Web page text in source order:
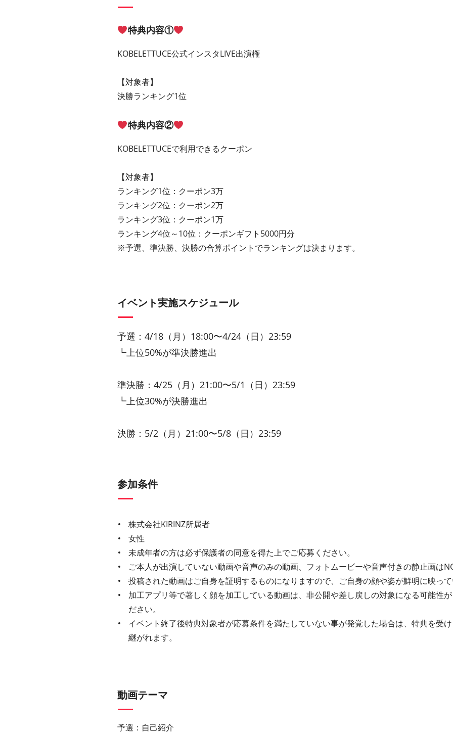
特典内容①
KOBELETTUCE公式インスタLIVE出演権
【対象者】
決勝ランキング1位
特典内容②
KOBELETTUCEで利用できるクーポン
【対象者】
ランキング1位：クーポン3万
ランキング2位：クーポン2万
ランキング3位：クーポン1万
ランキング4位～10位：クーポンギフト5000円分
※予選、準決勝、決勝の合算ポイントでランキングは決まります。
イベント実施スケジュール
予選：4/18（月）18:00〜4/24（日）23:59
┗上位50%が準決勝進出
準決勝：4/25（月）21:00〜5/1（日）23:59
┗上位30%が決勝進出
決勝：5/2（月）21:00〜5/8（日）23:59
参加条件
株式会社KIRINZ所属者
女性
未成年者の方は必ず保護者の同意を得た上でご応募ください。
ご本人が出演していない動画や音声のみの動画、フォトムービーや音声付きの静止画は
投稿された動画はご自身を証明するものになりますので、ご自身の顔や姿が鮮明に映って
加工アプリ等で著しく顔を加工している動画は、非公開や差し戻しの対象になる可能性
ださい。
イベント終了後特典対象者が応募条件を満たしていない事が発覚した場合は、特典を受
継がれます。
動画テーマ
予選：自己紹介